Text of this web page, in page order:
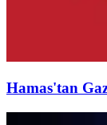
Hamas'tan